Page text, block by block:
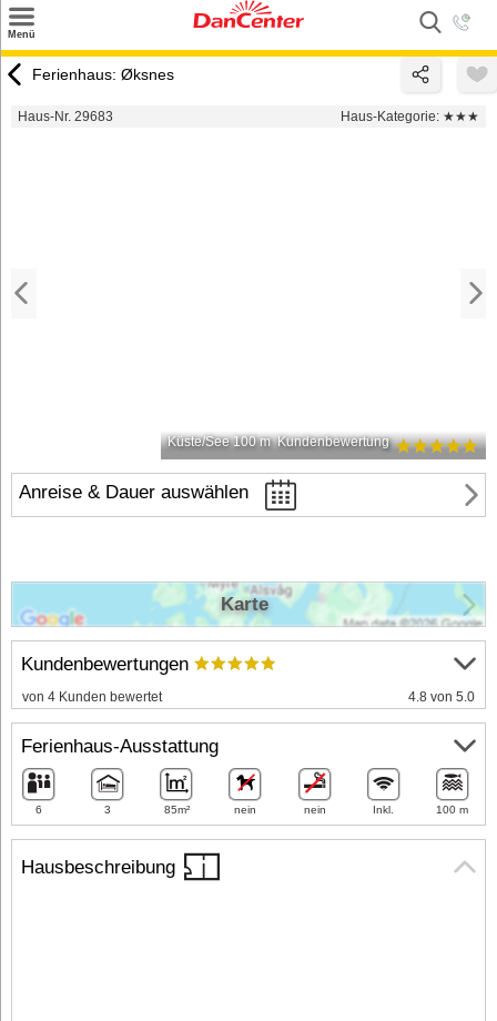
Menü
Urlaubsziele
Ferienhaus: Øksnes
Haus-Nr. 29683 Haus-Kategorie: ★★★
Küste/See 100 m Kundenbewertung
Anreise & Dauer auswählen
Hausbeschreibung
Kundenbewertungen
von 4 Kunden bewertet 4.8 von 5.0
Ferienhaus-Ausstattung
6 3 85m² nein nein Inkl. 100 m
Karte